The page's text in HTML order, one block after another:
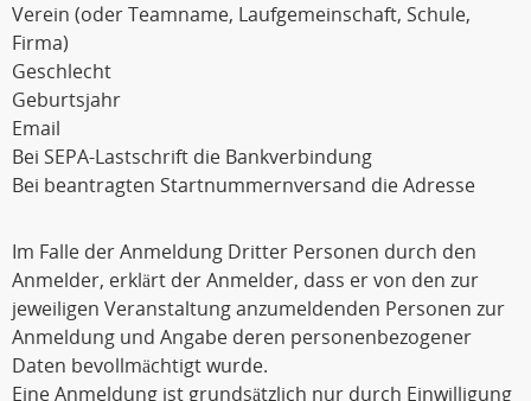
Verein (oder Teamname, Laufgemeinschaft, Schule,
Firma)
Geschlecht
Geburtsjahr
Email
Bei SEPA-Lastschrift die Bankverbindung
Bei beantragten Startnummernversand die Adresse
Im Falle der Anmeldung Dritter Personen durch den
Anmelder, erklärt der Anmelder, dass er von den zur
jeweiligen Veranstaltung anzumeldenden Personen zur
Anmeldung und Angabe deren personenbezogener
Daten bevollmächtigt wurde.
Eine Anmeldung ist grundsätzlich nur durch Einwilligung